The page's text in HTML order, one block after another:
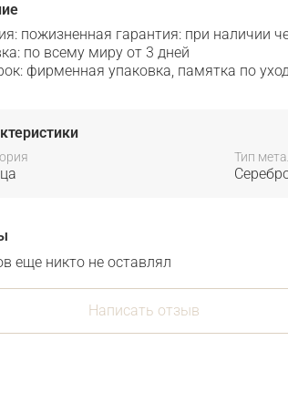
пожизненная гарантия: при наличии
по всему миру от 3 дней
фирменная упаковка, памятка по
Тип
еще никто не оставлял
Написать отзыв